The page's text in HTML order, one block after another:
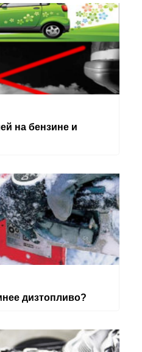
на бензине и
дизтопливо?